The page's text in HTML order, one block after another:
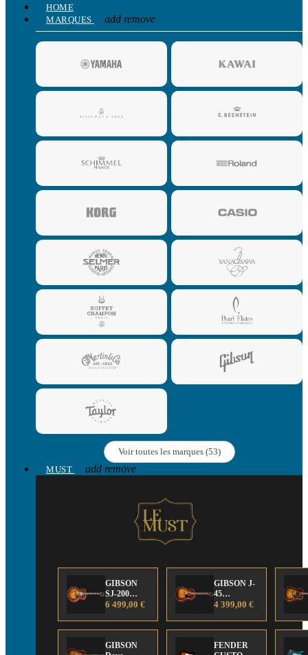
HOME
MARQUES
add remove
Voir toutes les marques (53)
MUST
add remove
GIBSON
SJ-200
Anniversary
Edition
6 499,00 €
GIBSON J-
45
Anniversary
Edition
4 399,00 €
GIBSON
FENDER